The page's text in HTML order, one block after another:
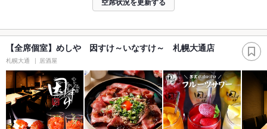
【全席個室】めしや 因すけ～いなすけ～ 札幌大通店
札幌大通 居酒屋